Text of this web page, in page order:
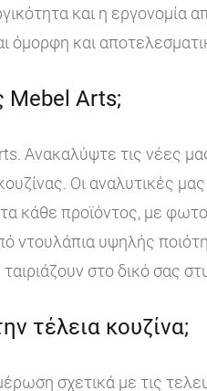
και η εργονομία
όμορφη και
Mebel Arts;
Ανακαλύψτε τις νέες
Οι αναλυτικές
κάθε προϊόντος, με
υψηλής
στο δικό σας
τέλεια κουζίνα;
σχετικά με τις